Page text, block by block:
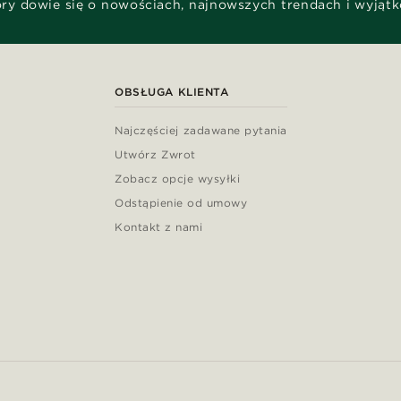
dowie się o nowościach, najnowszych trendach i
OBSŁUGA KLIENTA
Najczęściej zadawane pytania
Utwórz Zwrot
Zobacz opcje wysyłki
Odstąpienie od umowy
Kontakt z nami